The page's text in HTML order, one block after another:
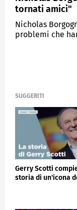
tornati amici"
Nicholas
problemi che
SUGGERITI
Gerry Scotti
storia di un'icona